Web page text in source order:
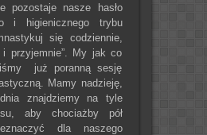
pozostaje nasze hasło
i higienicznego trybu
się codziennie,
i przyjemnie”. My jak co
już poranną sesję
Mamy nadzieję,
znajdziemy na tyle
aby chociażby pół
dla naszego